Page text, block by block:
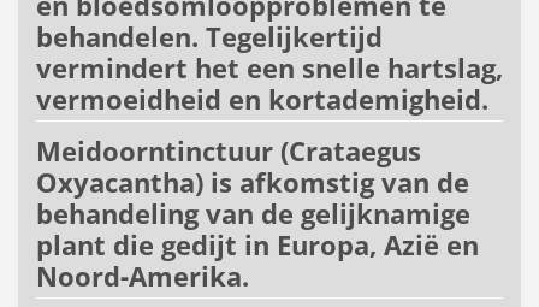
behandelen. Tegelijkertijd
vermindert het een snelle hartslag,
vermoeidheid en kortademigheid.
Meidoorntinctuur (Crataegus
Oxyacantha) is afkomstig van de
behandeling van de gelijknamige
plant die gedijt in Europa, Azië en
Noord-Amerika.